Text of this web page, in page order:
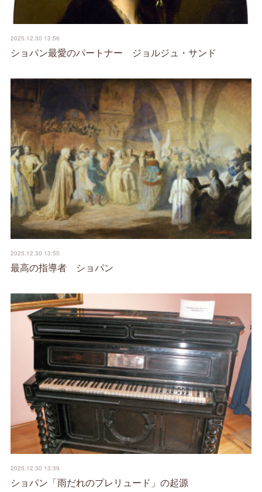
2025.12.30 13:56
ショパン最愛のパートナー ジョルジュ・サンド
2025.12.30 13:50
最高の指導者 ショパン
2025.12.30 13:39
ショパン「雨だれのプレリュード」の起源